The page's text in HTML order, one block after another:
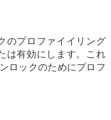
のプロファイイリング
は有効にします。これ
ックのためにプロフ